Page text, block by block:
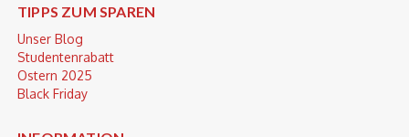
TIPPS ZUM SPAREN
Unser Blog
Studentenrabatt
Ostern 2025
Black Friday